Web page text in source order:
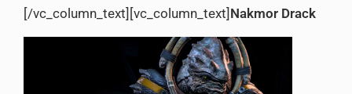
[/vc_column_text][vc_column_text] Nakmor Drack